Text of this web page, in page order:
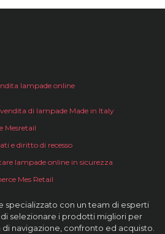
lampade online
di lampade Made in Italy
Mesretail
e diritto di recesso
lampade online in sicurezza
Mes Retail
specializzato con un team di esperti
di selezionare i prodotti migliori per
di navigazione, confronto ed acquisto.